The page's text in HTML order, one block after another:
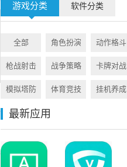
游戏分类 软件分类
全部 角色扮演 动作格斗
枪战射击 战争策略 卡牌对战
模拟塔防 体育竞技 挂机养成
最新应用